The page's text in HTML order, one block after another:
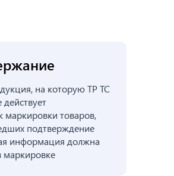
на которую ТР ТС
маркировки товаров,
подтверждение
информация должна
маркировке